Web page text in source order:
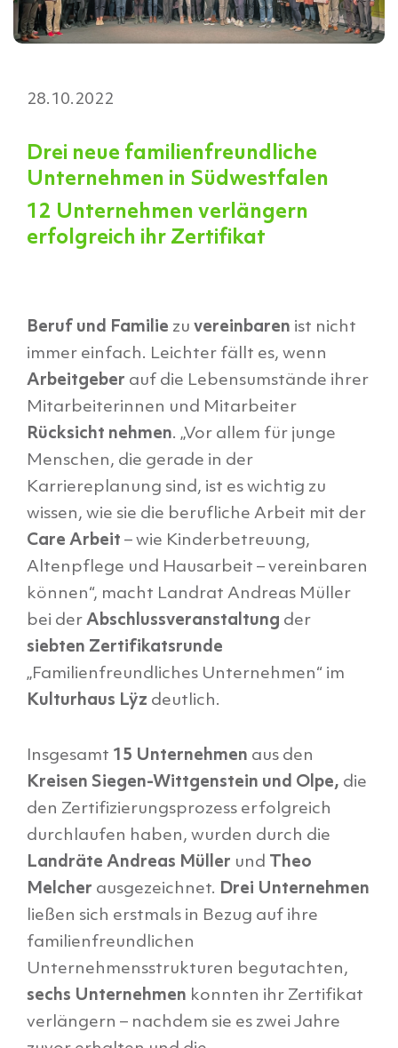
28.10.2022
Drei neue familienfreundliche
Unternehmen in Südwestfalen
12 Unternehmen verlängern
erfolgreich ihr Zertifikat
Beruf und Familie zu vereinbaren ist nicht
immer einfach. Leichter fällt es, wenn
Arbeitgeber auf die Lebensumstände ihrer
Mitarbeiterinnen und Mitarbeiter
Rücksicht nehmen. „Vor allem für junge
Menschen, die gerade in der
Karriereplanung sind, ist es wichtig zu
wissen, wie sie die berufliche Arbeit mit der
Care Arbeit – wie Kinderbetreuung,
Altenpflege und Hausarbeit – vereinbaren
können“, macht Landrat Andreas Müller
bei der Abschlussveranstaltung der
siebten Zertifikatsrunde
„Familienfreundliches Unternehmen“ im
Kulturhaus Lÿz deutlich.
Insgesamt 15 Unternehmen aus den
Kreisen Siegen-Wittgenstein und Olpe, die
den Zertifizierungsprozess erfolgreich
durchlaufen haben, wurden durch die
Landräte Andreas Müller und Theo
Melcher ausgezeichnet. Drei Unternehmen
ließen sich erstmals in Bezug auf ihre
familienfreundlichen
Unternehmensstrukturen begutachten,
sechs Unternehmen konnten ihr Zertifikat
verlängern – nachdem sie es zwei Jahre